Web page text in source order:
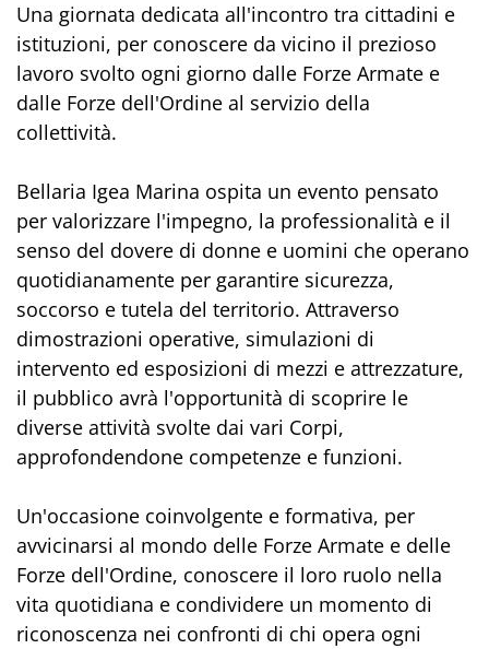
Una giornata dedicata all'incontro tra cittadini e
istituzioni, per conoscere da vicino il prezioso
lavoro svolto ogni giorno dalle Forze Armate e
dalle Forze dell'Ordine al servizio della
collettività.
Bellaria Igea Marina ospita un evento pensato
per valorizzare l'impegno, la professionalità e il
senso del dovere di donne e uomini che operano
quotidianamente per garantire sicurezza,
soccorso e tutela del territorio. Attraverso
dimostrazioni operative, simulazioni di
intervento ed esposizioni di mezzi e attrezzature,
il pubblico avrà l'opportunità di scoprire le
diverse attività svolte dai vari Corpi,
approfondendone competenze e funzioni.
Un'occasione coinvolgente e formativa, per
avvicinarsi al mondo delle Forze Armate e delle
Forze dell'Ordine, conoscere il loro ruolo nella
vita quotidiana e condividere un momento di
riconoscenza nei confronti di chi opera ogni